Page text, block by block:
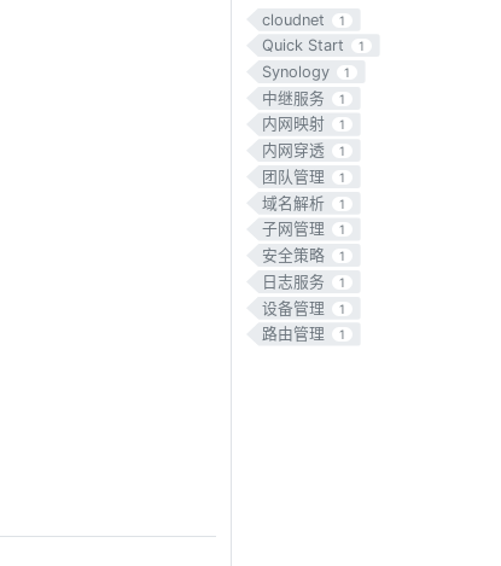
cloudnet 1
Quick Start 1
Synology 1
中继服务 1
内网映射 1
内网穿透 1
团队管理 1
域名解析 1
子网管理 1
安全策略 1
日志服务 1
设备管理 1
路由管理 1